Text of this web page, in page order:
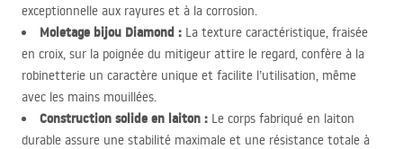
exceptionnelle aux rayures et à la corrosion.
Moletage bijou Diamond : La texture caractéristique, fraisée
en croix, sur la poignée du mitigeur attire le regard, confère à la
robinetterie un caractère unique et facilite l’utilisation, même
avec les mains mouillées.
Construction solide en laiton : Le corps fabriqué en laiton
durable assure une stabilité maximale et une résistance totale à